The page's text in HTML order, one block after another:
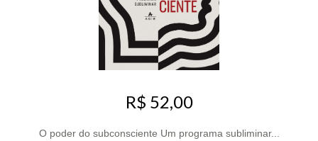
R$ 52,00
O poder do subconsciente Um programa subliminar...